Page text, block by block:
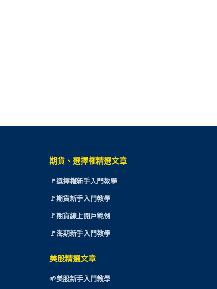
期貨、選擇權精選文章
🚩選擇權新手入門教學
🚩期貨新手入門教學
🚩期貨線上開戶範例
🚩海期新手入門教學
美股精選文章
🌱美股新手入門教學